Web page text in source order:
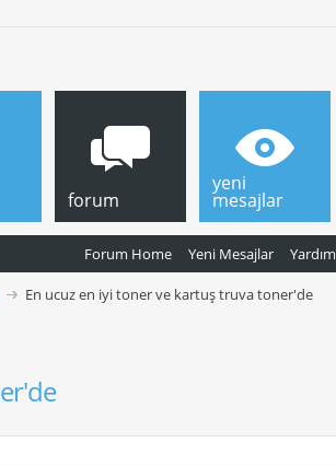
forum
Forum Home Yeni Mesajlar Yardım
yeni
mesajlar
En ucuz en iyi toner ve kartuş truva toner'de